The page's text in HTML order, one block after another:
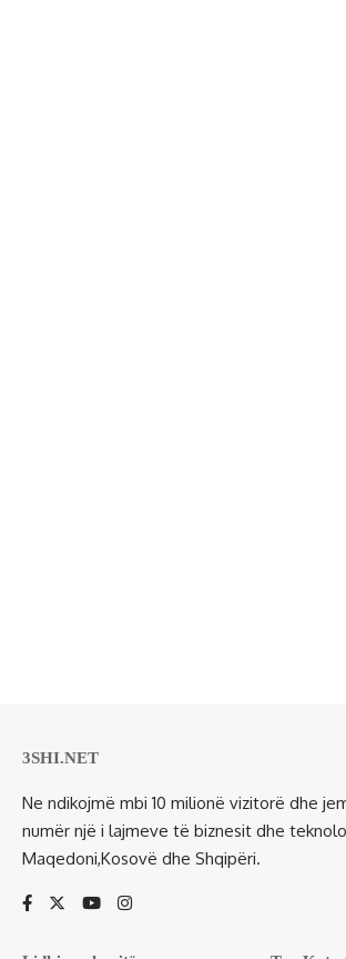
3SHI.NET
Ne ndikojmë mbi 10 milionë vizitorë dhe
numër një i lajmeve të biznesit dhe
Maqedoni,Kosovë dhe Shqipëri.